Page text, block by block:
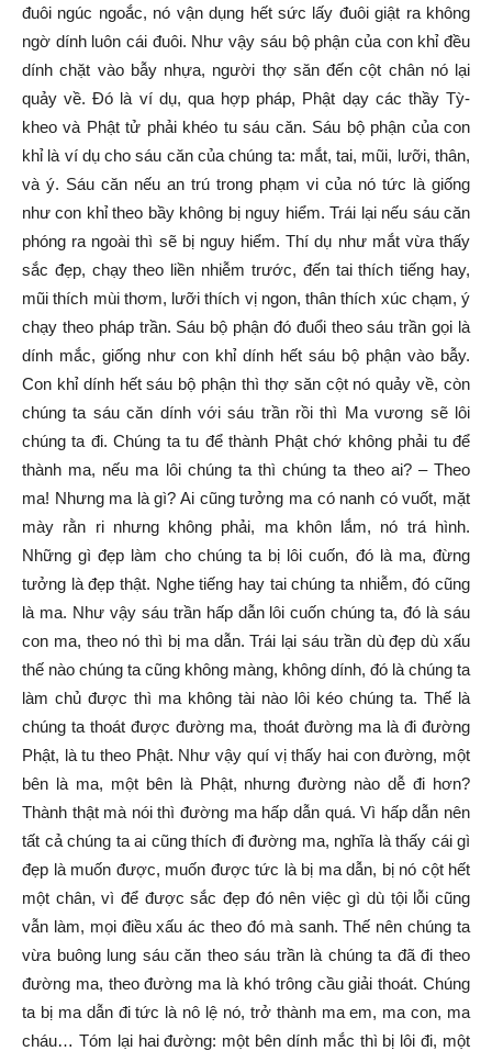
đuôi ngúc ngoắc, nó vận dụng hết sức lấy đuôi giật ra không
ngờ dính luôn cái đuôi. Như vậy sáu bộ phận của con khỉ đều
dính chặt vào bẫy nhựa, người thợ săn đến cột chân nó lại
quảy về. Đó là ví dụ, qua hợp pháp, Phật dạy các thầy Tỳ-
kheo và Phật tử phải khéo tu sáu căn. Sáu bộ phận của con
khỉ là ví dụ cho sáu căn của chúng ta: mắt, tai, mũi, lưỡi, thân,
và ý. Sáu căn nếu an trú trong phạm vi của nó tức là giống
như con khỉ theo bầy không bị nguy hiểm. Trái lại nếu sáu căn
phóng ra ngoài thì sẽ bị nguy hiểm. Thí dụ như mắt vừa thấy
sắc đẹp, chạy theo liền nhiễm trước, đến tai thích tiếng hay,
mũi thích mùi thơm, lưỡi thích vị ngon, thân thích xúc chạm, ý
chạy theo pháp trần. Sáu bộ phận đó đuổi theo sáu trần gọi là
dính mắc, giống như con khỉ dính hết sáu bộ phận vào bẫy.
Con khỉ dính hết sáu bộ phận thì thợ săn cột nó quảy về, còn
chúng ta sáu căn dính với sáu trần rồi thì Ma vương sẽ lôi
chúng ta đi. Chúng ta tu để thành Phật chớ không phải tu để
thành ma, nếu ma lôi chúng ta thì chúng ta theo ai? – Theo
ma! Nhưng ma là gì? Ai cũng tưởng ma có nanh có vuốt, mặt
mày rằn ri nhưng không phải, ma khôn lắm, nó trá hình.
Những gì đẹp làm cho chúng ta bị lôi cuốn, đó là ma, đừng
tưởng là đẹp thật. Nghe tiếng hay tai chúng ta nhiễm, đó cũng
là ma. Như vậy sáu trần hấp dẫn lôi cuốn chúng ta, đó là sáu
con ma, theo nó thì bị ma dẫn. Trái lại sáu trần dù đẹp dù xấu
thế nào chúng ta cũng không màng, không dính, đó là chúng ta
làm chủ được thì ma không tài nào lôi kéo chúng ta. Thế là
chúng ta thoát được đường ma, thoát đường ma là đi đường
Phật, là tu theo Phật. Như vậy quí vị thấy hai con đường, một
bên là ma, một bên là Phật, nhưng đường nào dễ đi hơn?
Thành thật mà nói thì đường ma hấp dẫn quá. Vì hấp dẫn nên
tất cả chúng ta ai cũng thích đi đường ma, nghĩa là thấy cái gì
đẹp là muốn được, muốn được tức là bị ma dẫn, bị nó cột hết
một chân, vì để được sắc đẹp đó nên việc gì dù tội lỗi cũng
vẫn làm, mọi điều xấu ác theo đó mà sanh. Thế nên chúng ta
vừa buông lung sáu căn theo sáu trần là chúng ta đã đi theo
đường ma, theo đường ma là khó trông cầu giải thoát. Chúng
ta bị ma dẫn đi tức là nô lệ nó, trở thành ma em, ma con, ma
cháu… Tóm lại hai đường: một bên dính mắc thì bị lôi đi, một